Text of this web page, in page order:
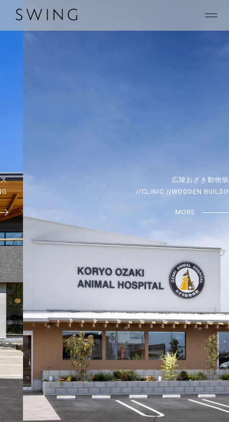
広陵おざき動物病院
//CLINIC //WOODEN BUILDING